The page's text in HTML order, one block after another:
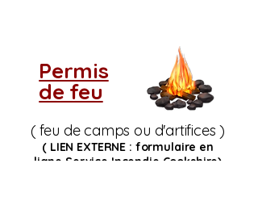
Permis
de feu
( feu de camps ou d'artifices )
( LIEN EXTERNE : formulaire en
ligne Service Incendie Cookshire)